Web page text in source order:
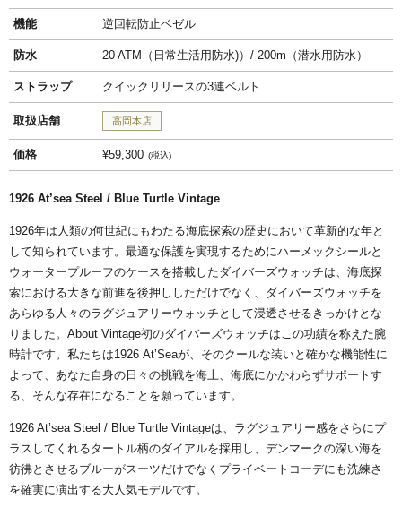
機能 逆回転防止ベゼル
防水 20 ATM（日常生活用防水)）/ 200m（潜水用防水）
ストラップ クイックリリースの3連ベルト
取扱店舗 高岡本店
価格 ¥59,300 税込
1926 At’sea Steel / Blue Turtle Vintage
1926年は人類の何世紀にもわたる海底探索の歴史において革新的な年と
して知られています。最適な保護を実現するためにハーメックシールと
ウォータープルーフのケースを搭載したダイバーズウォッチは、海底探
索における大きな前進を後押ししただけでなく、ダイバーズウォッチを
あらゆる人々のラグジュアリーウォッチとして浸透させるきっかけとな
りました。About Vintage初のダイバーズウォッチはこの功績を称えた腕
時計です。私たちは1926 At’Seaが、そのクールな装いと確かな機能性に
よって、あなた自身の日々の挑戦を海上、海底にかかわらずサポートす
る、そんな存在になることを願っています。
1926 At’sea Steel / Blue Turtle Vintageは、ラグジュアリー感をさらにプ
ラスしてくれるタートル柄のダイアルを採用し、デンマークの深い海を
彷彿とさせるブルーがスーツだけでなくプライベートコーデにも洗練さ
を確実に演出する大人気モデルです。